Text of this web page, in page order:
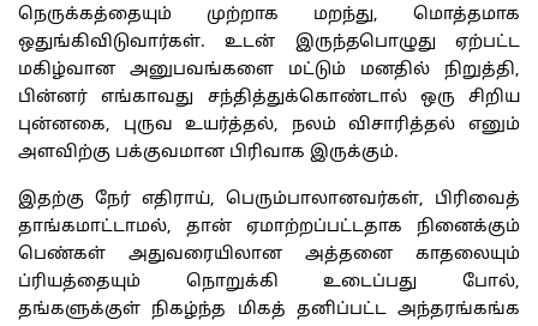
நெருக்கத்தையும் முற்றாக மறந்து, மொத்தமாக
ஒதுங்கிவிடுவார்கள். உடன் இருந்தபொழுது ஏற்பட்ட
மகிழ்வான அனுபவங்களை மட்டும் மனதில் நிறுத்தி,
பின்னர் எங்காவது சந்தித்துக்கொண்டால் ஒரு சிறிய
புன்னகை, புருவ உயர்த்தல், நலம் விசாரித்தல் எனும்
அளவிற்கு பக்குவமான பிரிவாக இருக்கும்.
இதற்கு நேர் எதிராய், பெரும்பாலானவர்கள், பிரிவைத்
தாங்கமாட்டாமல், தான் ஏமாற்றப்பட்டதாக நினைக்கும்
பெண்கள் அதுவரையிலான அத்தனை காதலையும்
ப்ரியத்தையும் நொறுக்கி உடைப்பது போல்,
தங்களுக்குள் நிகழ்ந்த மிகத் தனிப்பட்ட அந்தரங்கங்க